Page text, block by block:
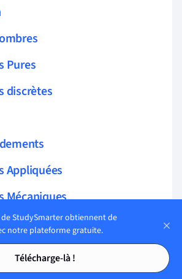
Tables des matières
Tables des matières
Pures
discrètes
Appliquées
Mécaniques
et mathématique
décisionnelles
StudySmarter obtiennent de
notre plateforme gratuite.
Télécharge-là !